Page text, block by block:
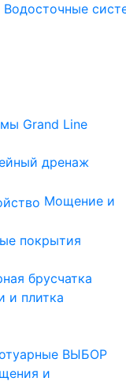
Водосточные
Grand Line
дренаж
Мощение и
покрытия
брусчатка
и плитка
ВЫБОР
и